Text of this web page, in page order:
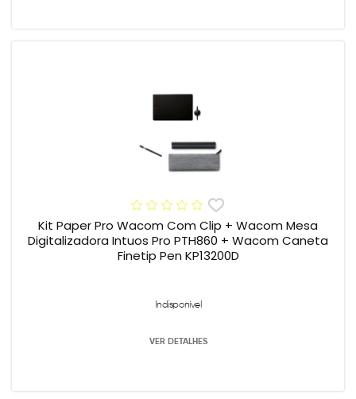
Kit Paper Pro Wacom Com Clip + Wacom Mesa
Digitalizadora Intuos Pro PTH860 + Wacom Caneta
Finetip Pen KP13200D
Indisponível
VER DETALHES